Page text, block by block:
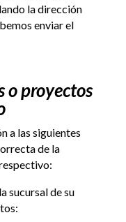
la dirección
enviar el
o proyectos
a las siguientes
de la
sucursal de su